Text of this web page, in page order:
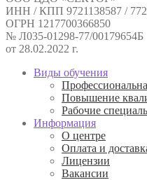
ИНН / КПП 9721138587 /
ОГРН 1217700366850
№ Л035-01298-77/00179654Б
от 28.02.2022 г.
Виды обучения
Повышение
Рабочие
Информация
О центре
Оплата и
Лицензии
Вакансии